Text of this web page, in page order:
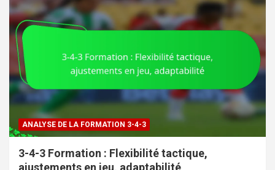
ANALYSE DE LA FORMATION 3-4-3
3-4-3 Formation : Flexibilité tactique,
ajustements en jeu, adaptabilité